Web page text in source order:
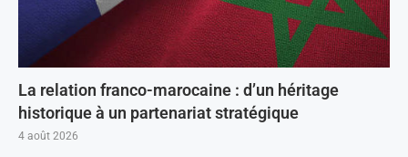
La relation franco-marocaine : d’un héritage
historique à un partenariat stratégique
4 août 2026